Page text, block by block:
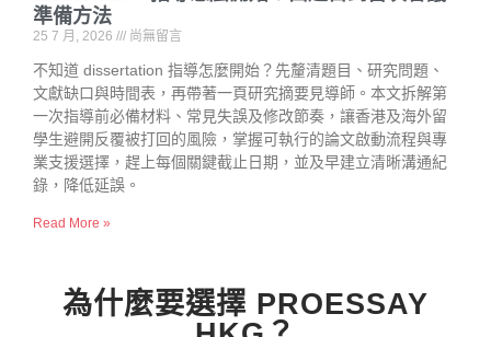
準備方法
25 7 月, 2026 尚無留言
不知道 dissertation 指導怎麼開始？先釐清題目、研究問題、
文獻缺口與時間表，再帶著一頁研究摘要見導師。本文拆解第
一次指導前必備材料、常見失誤及修改節奏，讓香港及海外留
學生避開反覆被打回的風險，掌握可執行的論文啟動流程與專
業支援選擇，趕上每個關鍵截止日期，並及早建立清晰溝通紀
錄，降低延誤。
Read More »
為什麼要選擇 PROESSAY